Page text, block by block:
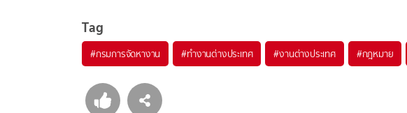
Tag
#กรมการจัดหางาน #ทำงานต่างประเทศ #งานต่างประเทศ #กฎหมาย